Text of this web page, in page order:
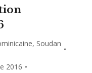
, Soudan
2016